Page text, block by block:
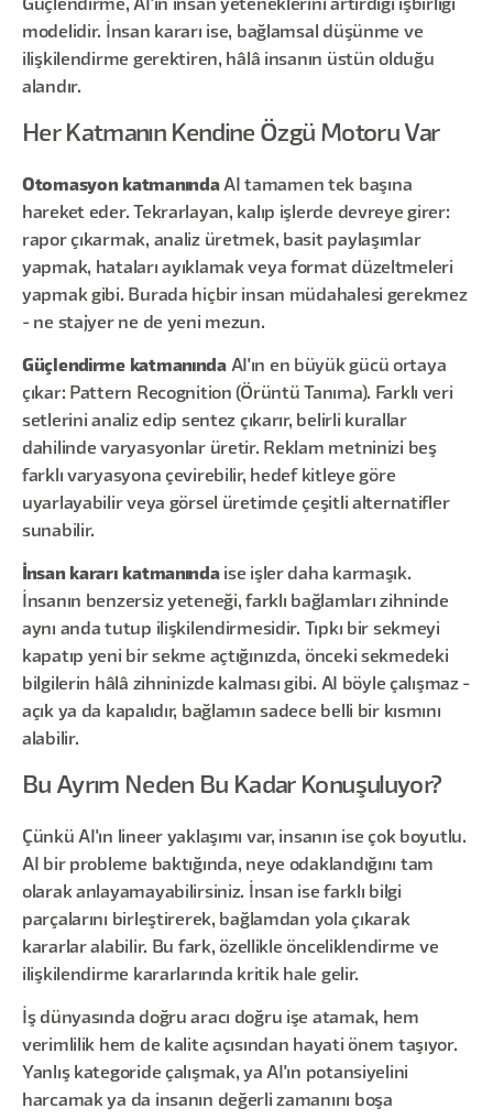
Güçlendirme, AI'ın insan yeteneklerini artırdığı işbirliği
modelidir. İnsan kararı ise, bağlamsal düşünme ve
ilişkilendirme gerektiren, hâlâ insanın üstün olduğu
alandır.
Her Katmanın Kendine Özgü Motoru Var
Otomasyon katmanındaAI tamamen tek başına
hareket eder. Tekrarlayan, kalıp işlerde devreye girer:
rapor çıkarmak, analiz üretmek, basit paylaşımlar
yapmak, hataları ayıklamak veya format düzeltmeleri
yapmak gibi. Burada hiçbir insan müdahalesi gerekmez
- ne stajyer ne de yeni mezun.
Güçlendirme katmanındaAI'ın en büyük gücü ortaya
çıkar: Pattern Recognition (Örüntü Tanıma). Farklı veri
setlerini analiz edip sentez çıkarır, belirli kurallar
dahilinde varyasyonlar üretir. Reklam metninizi beş
farklı varyasyona çevirebilir, hedef kitleye göre
uyarlayabilir veya görsel üretimde çeşitli alternatifler
sunabilir.
İnsan kararı katmanındaise işler daha karmaşık.
İnsanın benzersiz yeteneği, farklı bağlamları zihninde
aynı anda tutup ilişkilendirmesidir. Tıpkı bir sekmeyi
kapatıp yeni bir sekme açtığınızda, önceki sekmedeki
bilgilerin hâlâ zihninizde kalması gibi. AI böyle çalışmaz -
açık ya da kapalıdır, bağlamın sadece belli bir kısmını
alabilir.
Bu Ayrım Neden Bu Kadar Konuşuluyor?
Çünkü AI'ın lineer yaklaşımı var, insanın ise çok boyutlu.
AI bir probleme baktığında, neye odaklandığını tam
olarak anlayamayabilirsiniz. İnsan ise farklı bilgi
parçalarını birleştirerek, bağlamdan yola çıkarak
kararlar alabilir. Bu fark, özellikle önceliklendirme ve
ilişkilendirme kararlarında kritik hale gelir.
İş dünyasında doğru aracı doğru işe atamak, hem
verimlilik hem de kalite açısından hayati önem taşıyor.
Yanlış kategoride çalışmak, ya AI'ın potansiyelini
harcamak ya da insanın değerli zamanını boşa